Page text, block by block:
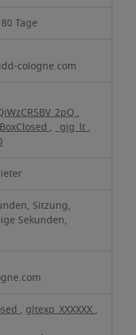
Tage
cologne.com
,
, _gig_lt,
Sitzung,
Sekunden,
, gltexp_XXXXXX,